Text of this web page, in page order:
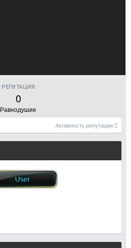
РЕПУТАЦИЯ
0
Равнодушие
Активность репутации